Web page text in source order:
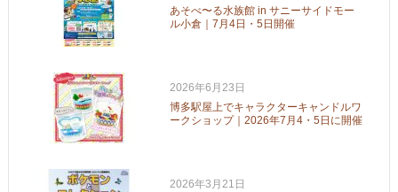
あそべ〜る水族館 in サニーサイドモー
ル小倉｜7月4日・5日開催
2026年6月23日
博多駅屋上でキャラクターキャンドルワ
ークショップ｜2026年7月4・5日に開催
2026年3月21日